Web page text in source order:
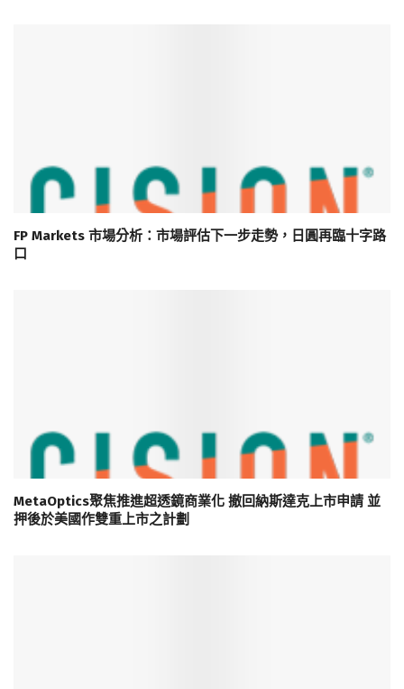
FP Markets 市場分析：市場評估下一步走勢，日圓再臨十字路
口
MetaOptics聚焦推進超透鏡商業化 撤回納斯達克上市申請 並
押後於美國作雙重上市之計劃